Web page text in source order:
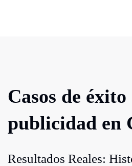
Casos de éxito
publicidad en
Resultados Reales: